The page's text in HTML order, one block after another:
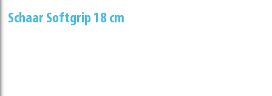
Schaar Softgrip 18 cm